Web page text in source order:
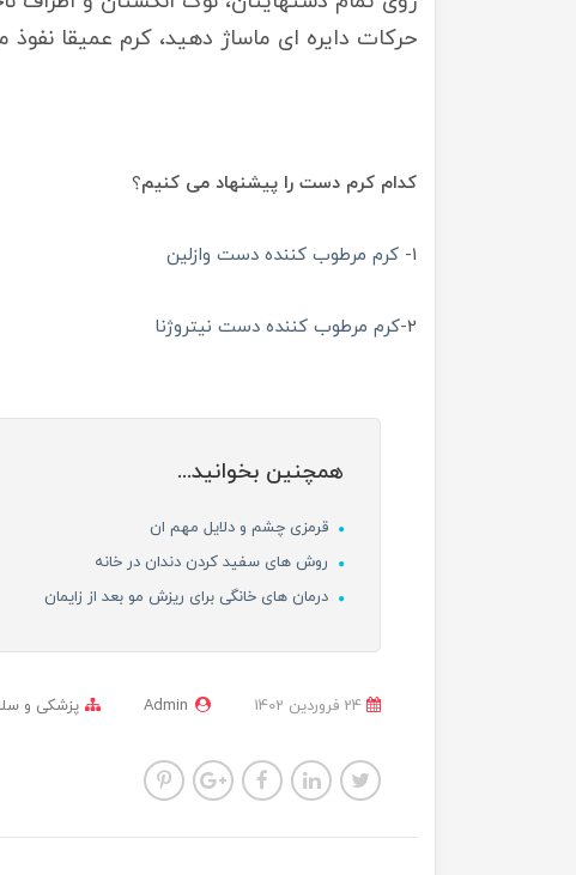
حرکات دایره ای ماساژ دهید، کرم عمیقا
کدام کرم دست را پیشنهاد می کنیم؟
1- کرم مرطوب کننده دست وازلین
2-کرم مرطوب کننده دست نیتروژنا
همچنین بخوانید...
قرمزی چشم و دلایل مهم ان
روش های سفید کردن دندان در خانه
درمان های خانگی برای ریزش مو بعد از زایمان
Admin پزشکی و